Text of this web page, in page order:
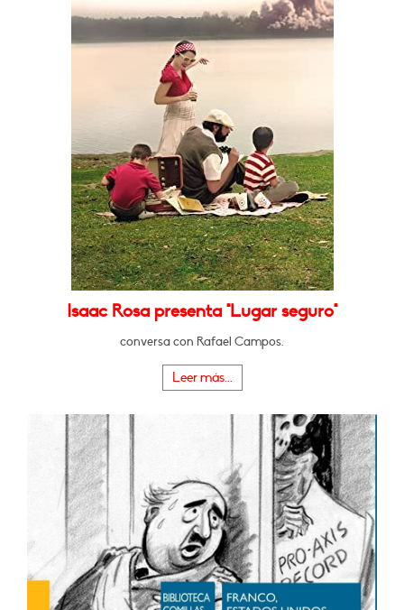
Isaac Rosa presenta "Lugar seguro"
conversa con Rafael Campos.
Leer más...